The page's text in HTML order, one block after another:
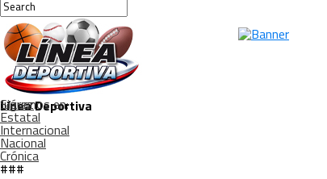
Línea Deportiva
Siguenos en:
Juárez
Estatal
Internacional
Nacional
Crónica
###